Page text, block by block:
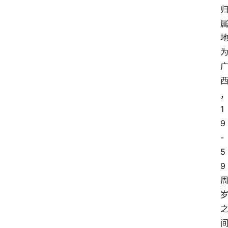
归
属
地
为
广
西
，
1
9
-
5
9
周
岁
之
间